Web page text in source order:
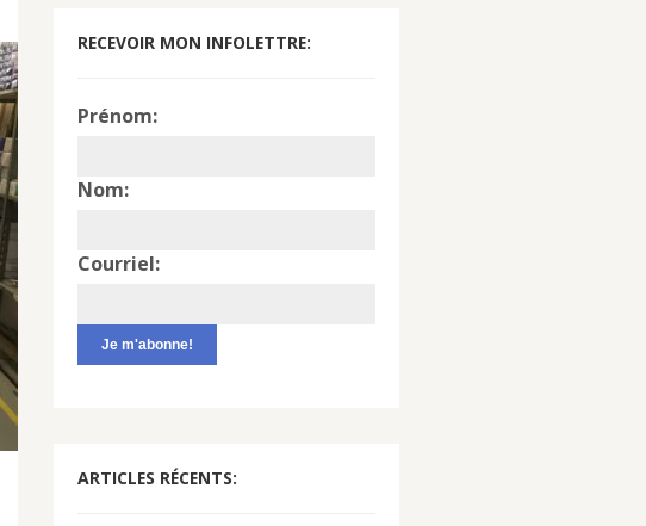
RECEVOIR MON INFOLETTRE:
Prénom:
Nom:
Courriel:
ARTICLES RÉCENTS: